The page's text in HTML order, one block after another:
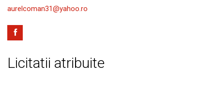
aurelcoman31@yahoo.ro
Licitatii atribuite